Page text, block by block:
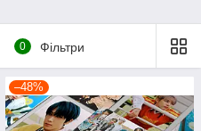
0 Фільтри
–48%